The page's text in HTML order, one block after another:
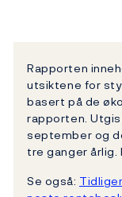
Rapporten
utsiktene for
basert på de
rapporten.
september og
tre ganger årlig.
Se også: